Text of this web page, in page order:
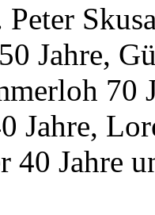
Jahre,
70
Jahre,
40 Jahre